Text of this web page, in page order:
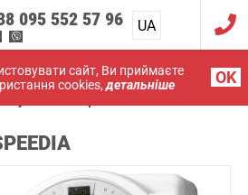
сайт, Ви приймаєте
cookies,детальніше OK
095 552 57 96 UA
RU